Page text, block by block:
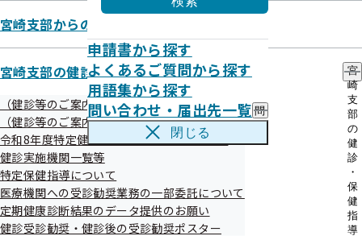
申請書から探す
よくあるご質問から探す
用語集から探す
問い合わせ・届出先一覧 問
い
閉じる
宮崎支部からのお知らせ
宮崎支部の健診・保健指導のご案内
宮
崎
支
部
の
健
診
・
保
健
指
導
（健診等のご案内）ご本人（被保険者）さま
（健診等のご案内）ご家族（被扶養者）さま
令和8年度特定健診（集団健診）のお知らせ
健診実施機関一覧等
特定保健指導について
医療機関への受診勧奨業務の一部委託について
定期健康診断結果のデータ提供のお願い
健診受診勧奨・健診後の受診勧奨ポスター
業務中や通勤途中のケガ等には健
康保険は使えません！
令和06年01月19日
業務中や通勤途中のケガや業務上の原因で病気をした場合
は、健康保険を使って治療することはできません。
たとえば・・・